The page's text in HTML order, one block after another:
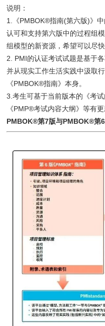
说明：
1.《PMBOK®指南(第六版)》
认可和支持第六版中的过程组
组模型的新资源，希望可以尽快
2. PMI的认证考试试题是基于
并从现实工作生活实践中汲取
《PMBOK®指南》本身。
3.考生可基于当前版本的《考
《PMP®考试内容大纲》等有
PMBOK®第7版与PMBOK®第